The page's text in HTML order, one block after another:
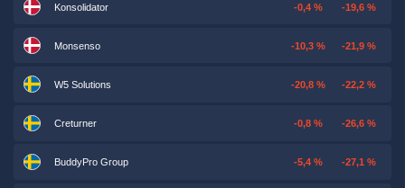
Konsolidator -0,4 % -19,6 %
Monsenso -10,3 % -21,9 %
W5 Solutions -20,8 % -22,2 %
Creturner -0,8 % -26,6 %
BuddyPro Group -5,4 % -27,1 %